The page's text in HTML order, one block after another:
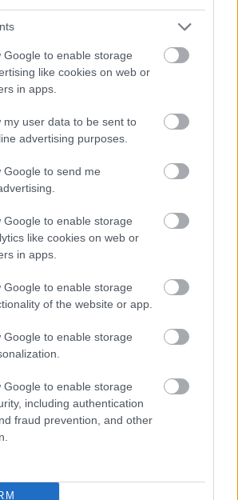
Google to enable storage
like cookies on web or
in apps.
my user data to be sent to
advertising purposes.
Google to send me
Google to enable storage
like cookies on web or
in apps.
Google to enable storage
of the website or app.
Google to enable storage
Google to enable storage
including authentication
fraud prevention, and other
ének, zongora négykezes,
klarinét felállásban) játszik
különféle hangversenyeken.
Márta, Csalog Gábor és Fülei
Beáta
Budán - 2015